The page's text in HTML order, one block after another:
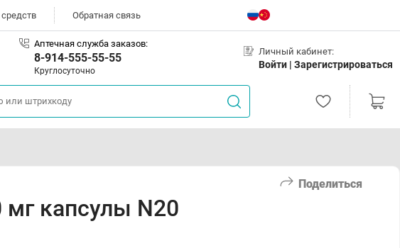
Обратная связь
Аптечная служба заказов:
8-914-555-55-55
Круглосуточно
Личный кабинет:
Войти | Зарегистрироваться
Поделиться
капсулы N20